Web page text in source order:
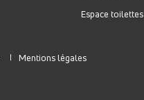
Espace toilettes
Mentions légales